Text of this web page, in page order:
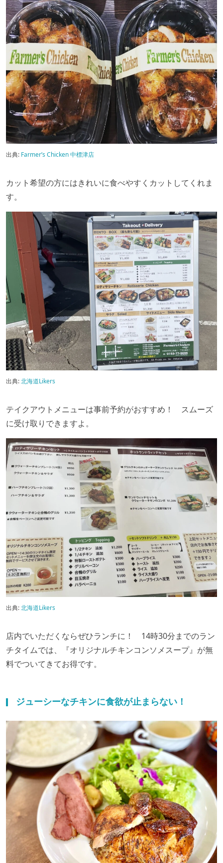
出典: Farmer’s Chicken 中標津店
カット希望の方にはきれいに食べやすくカットしてくれま
す。
出典:北海道Likers
テイクアウトメニューは事前予約がおすすめ！ スムーズ
に受け取りできますよ。
出典:北海道Likers
店内でいただくならぜひランチに！ 14時30分までのラン
チタイムでは、『オリジナルチキンコンソメスープ』が無
料でついてきてお得です。
ジューシーなチキンに食欲が止まらない！